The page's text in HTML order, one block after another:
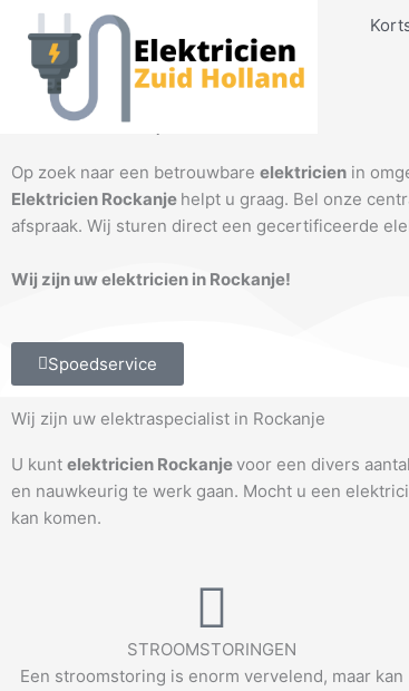
naar
inhoud
Elektricien Rockanje
Op zoek naar een betrouwbare elektricien in
Elektricien Rockanje helpt u graag. Bel onze
afspraak. Wij sturen direct een gecertificeerde
Wij zijn uw elektricien in Rockanje!
Spoedservice
Wij zijn uw elektraspecialist in Rockanje
U kunt elektricien Rockanjevoor een divers
en nauwkeurig te werk gaan. Mocht u een
kan komen.
STROOMSTORINGEN
Een stroomstoring is enorm vervelend, maar kan